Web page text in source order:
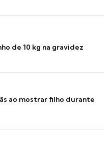
de 10 kg na gravidez
ao mostrar filho durante